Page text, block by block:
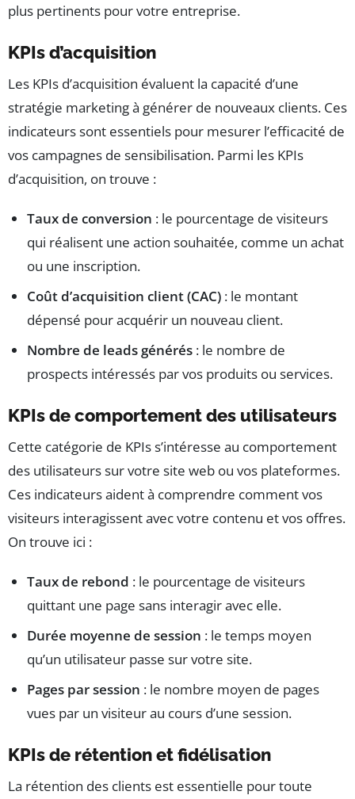
plus pertinents pour votre entreprise.
KPIs d’acquisition
Les KPIs d’acquisition évaluent la capacité d’une
stratégie marketing à générer de nouveaux clients. Ces
indicateurs sont essentiels pour mesurer l’efficacité de
vos campagnes de sensibilisation. Parmi les KPIs
d’acquisition, on trouve :
Taux de conversion : le pourcentage de visiteurs
qui réalisent une action souhaitée, comme un achat
ou une inscription.
Coût d’acquisition client (CAC) : le montant
dépensé pour acquérir un nouveau client.
Nombre de leads générés : le nombre de
prospects intéressés par vos produits ou services.
KPIs de comportement des utilisateurs
Cette catégorie de KPIs s’intéresse au comportement
des utilisateurs sur votre site web ou vos plateformes.
Ces indicateurs aident à comprendre comment vos
visiteurs interagissent avec votre contenu et vos offres.
On trouve ici :
Taux de rebond : le pourcentage de visiteurs
quittant une page sans interagir avec elle.
Durée moyenne de session : le temps moyen
qu’un utilisateur passe sur votre site.
Pages par session : le nombre moyen de pages
vues par un visiteur au cours d’une session.
KPIs de rétention et fidélisation
La rétention des clients est essentielle pour toute